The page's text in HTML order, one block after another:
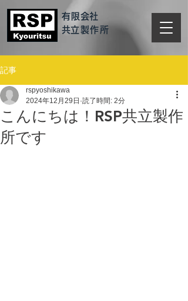
有限会社
​共立製作所
記事
こんにちは！RSP共立製作
所です
rspyoshikawa
2024年12月29日 読了時間: 2分